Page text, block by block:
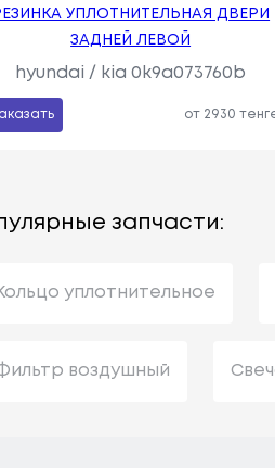
УПЛОТНИТЕЛЬНАЯ ДВЕРИ
ЗАДНЕЙ ЛЕВОЙ
hyundai / kia 0k9a073760b
от 2930
запчасти:
уплотнительное
воздушный